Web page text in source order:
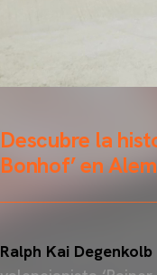
Descubre la
Bonhof’ en
Ralph Kai Degenkolb